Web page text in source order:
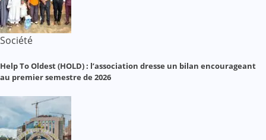
Société
Help To Oldest (HOLD) : l’association dresse un bilan encourageant
au premier semestre de 2026